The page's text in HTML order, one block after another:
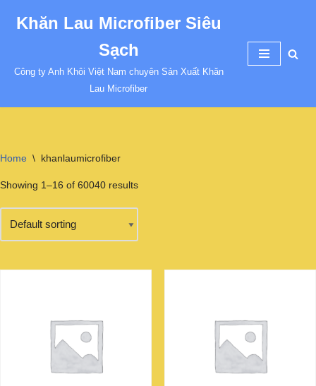
nội
Khăn Lau Microfiber Siêu
Sạch
Công ty Anh Khôi Việt Nam chuyên Sản Xuất Khăn
Lau Microfiber
Home \ khanlaumicrofiber
Showing 1–16 of 60040 results